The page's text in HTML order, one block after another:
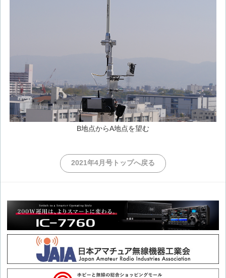
B地点からA地点を望む
2021年4月号トップへ戻る